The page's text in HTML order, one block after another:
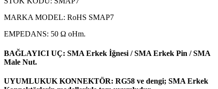
MARKA MODEL: RoHS SMAP7
EMPEDANS: 50 Ω oHm.
BAĞLAYICI UÇ: SMA Erkek İğnesi / SMA Erkek Pin / SMA
Male Nut.
UYUMLUKUK KONNEKTÖR: RG58 ve dengi; SMA Erkek